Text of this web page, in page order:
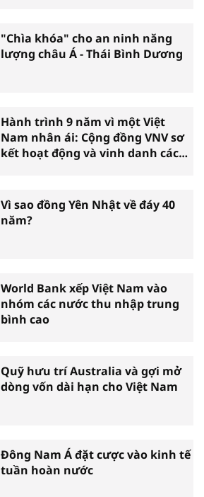
"Chìa khóa" cho an ninh năng
lượng châu Á - Thái Bình Dương
Hành trình 9 năm vì một Việt
Nam nhân ái: Cộng đồng VNV sơ
kết hoạt động và vinh danh các
Vì sao đồng Yên Nhật về đáy 40
năm?
World Bank xếp Việt Nam vào
nhóm các nước thu nhập trung
bình cao
Quỹ hưu trí Australia và gợi mở
dòng vốn dài hạn cho Việt Nam
Đông Nam Á đặt cược vào kinh tế
tuần hoàn nước